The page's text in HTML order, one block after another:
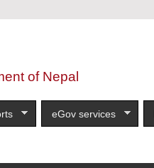
of Nepal
eGov services